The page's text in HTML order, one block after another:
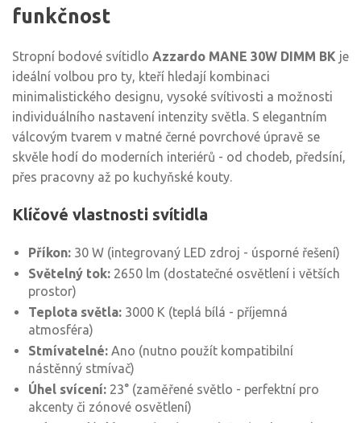
funkčnost
Stropní bodové svítidlo Azzardo MANE 30W DIMM BK je
ideální volbou pro ty, kteří hledají kombinaci
minimalistického designu, vysoké svítivosti a možnosti
individuálního nastavení intenzity světla. S elegantním
válcovým tvarem v matné černé povrchové úpravě se
skvěle hodí do moderních interiérů - od chodeb, předsíní,
přes pracovny až po kuchyňské kouty.
Klíčové vlastnosti svítidla
Příkon: 30 W (integrovaný LED zdroj - úsporné řešení)
Světelný tok: 2650 lm (dostatečné osvětlení i větších
prostor)
Teplota světla: 3000 K (teplá bílá - příjemná
atmosféra)
Stmívatelné: Ano (nutno použít kompatibilní
nástěnný stmívač)
Úhel svícení: 23° (zaměřené světlo - perfektní pro
akcenty či zónové osvětlení)